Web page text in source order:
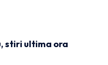
,stiri ultima ora